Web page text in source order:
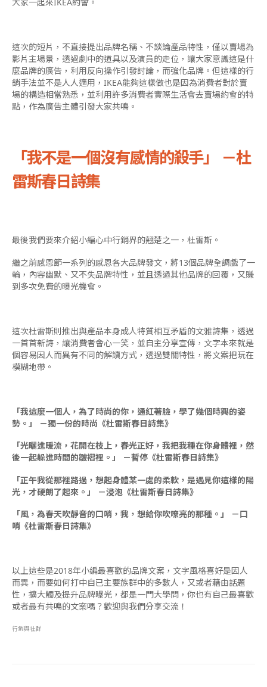
這次的短片，不直接提出品牌名稱、不談論產品特性，僅以賣場為
影片主場景，透過劇中的道具以及演員的走位，讓大家意識這是什
麼品牌的廣告，利用反向操作引發討論，而強化品牌。但這樣的行
銷手法並不是人人適用，IKEA能夠這樣做也是因為消費者對於賣
場的構造相當熟悉，並利用許多消費者實際生活會去賣場約會的特
點，作為廣告主體引發大家共鳴。
「我不是一個沒有感情的殺手」 －杜
雷斯春日詩集
最後我們要來介紹小編心中行銷界的翹楚之一，杜雷斯。
繼之前感恩節一系列的感恩各大品牌發文，將13個品牌全調戲了一
輪，內容幽默、又不失品牌特性，並且透過其他品牌的回覆，又賺
到多次免費的曝光機會。
這次杜雷斯則推出與產品本身成人特質相互矛盾的文雅詩集，透過
一首首新詩，讓消費者會心一笑，並自主分享宣傳，文字本來就是
個容易因人而異有不同的解讀方式，透過雙關特性，將文案把玩在
模糊地帶。
「我這麼一個人，為了時尚的你，通紅著臉，學了幾個時興的姿
勢。」 －獨一份的時尚《杜雷斯春日詩集》
「光曬進暖流，花開在枝上，春光正好，我把我種在你身體裡，然
後一起躲進時間的皺褶裡。」 －暫停《杜雷斯春日詩集》
「正午我從那裡路過，想起身體某一處的柔軟，是遇見你這樣的陽
光，才硬朗了起來。」 －浸泡《杜雷斯春日詩集》
「風，為春天吹靜音的口哨，我，想給你吹嘹亮的那種。」 －口
哨《杜雷斯春日詩集》
以上這些是2018年小編最喜歡的品牌文案，文字風格喜好是因人
而異，而要如何打中自已主要族群中的多數人，又或者藉由話題
性，擴大觸及提升品牌曝光，都是一門大學問，你也有自己最喜歡
或者最有共鳴的文案嗎？歡迎與我們分享交流！
行銷與社群